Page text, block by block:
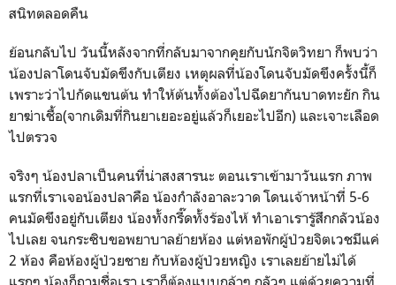
สนิทตลอดคืน
ย้อนกลับไป วันนี้หลังจากที่กลับมาจากคุยกับนักจิตวิทยา ก็พบว่า
น้องปลาโดนจับมัดขึงกับเตียง เหตุผลที่น้องโดนจับมัดขึงครั้งนี้ก็
เพราะว่าไปกัดแขนต้น ทำให้ต้นทั้งต้องไปฉีดยากันบาดทะยัก กิน
ยาฆ่าเชื้อ(จากเดิมที่กินยาเยอะอยู่แล้วก็เยอะไปอีก) และเจาะเลือด
ไปตรวจ
จริงๆ น้องปลาเป็นคนที่น่าสงสารนะ ตอนเราเข้ามาวันแรก ภาพ
แรกที่เราเจอน้องปลาคือ น้องกำลังอาละวาด โดนเจ้าหน้าที่ 5-6
คนมัดขึงอยู่กับเตียง น้องทั้งกรี๊ดทั้งร้องไห้ ทำเอาเรารู้สึกกลัวน้อง
ไปเลย จนกระซิบขอพยาบาลย้ายห้อง แต่หอพักผู้ป่วยจิตเวชมีแค่
2 ห้อง คือห้องผู้ป่วยชาย กับห้องผู้ป่วยหญิง เราเลยย้ายไม่ได้
แรกๆ น้องก็ถามชื่อเรา เราก็ต้องแบบกล้าๆ กลัวๆ แต่ด้วยความที่